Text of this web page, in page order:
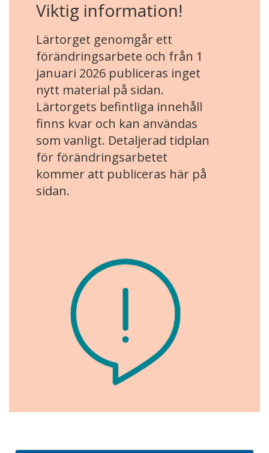
Viktig information!
Lärtorget genomgår ett
förändringsarbete och från 1
januari 2026 publiceras inget
nytt material på sidan.
Lärtorgets befintliga innehåll
finns kvar och kan användas
som vanligt. Detaljerad tidplan
för förändringsarbetet
kommer att publiceras här på
sidan.